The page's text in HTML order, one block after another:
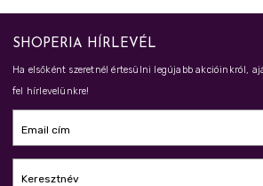
SHOPERIA HÍRLEVÉL
Ha elsőként szeretnél értesülni legújabb akcióinkról,
fel hírlevelünkre!
Email cím
Keresztnév